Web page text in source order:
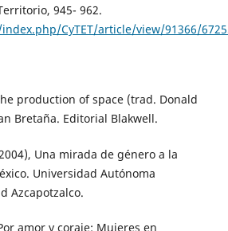
945- 962.
CyTET/article/view/91366/
production of space (trad. Donald
Bretaña. Editorial Blakwell.
Una mirada de género a la
Universidad Autónoma
Azcapotzalco.
amor y coraje: Mujeres en